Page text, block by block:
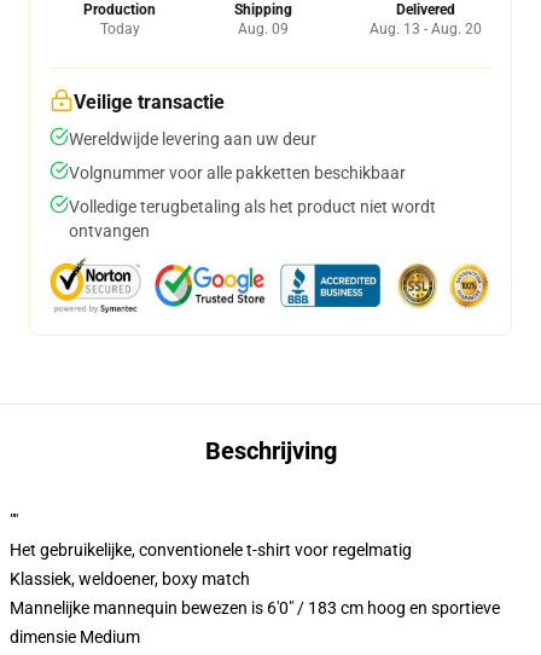
Production
Today
Shipping
Aug. 09
Delivered
Aug. 13 - Aug. 20
Veilige transactie
Wereldwijde levering aan uw deur
Volgnummer voor alle pakketten beschikbaar
Volledige terugbetaling als het product niet wordt
ontvangen
Beschrijving
""
Het gebruikelijke, conventionele t-shirt voor regelmatig
Klassiek, weldoener, boxy match
Mannelijke mannequin bewezen is 6'0" / 183 cm hoog en sportieve
dimensie Medium